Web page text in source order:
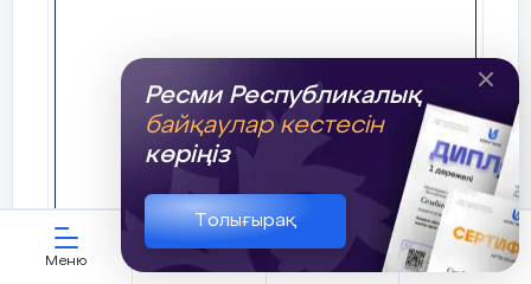
Ресми Республикалық
байқаулар кестесін
көріңіз
Толығырақ
Меню Қауымдастық Кабинет